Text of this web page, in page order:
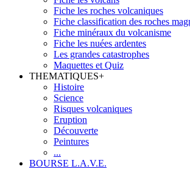
Fiche les roches volcaniques
Fiche classification des roches
Fiche minéraux du volcanisme
Fiche les nuées ardentes
Les grandes catastrophes
Maquettes et Quiz
THEMATIQUES+
Histoire
Science
Risques volcaniques
Eruption
Découverte
Peintures
...
BOURSE L.A.V.E.